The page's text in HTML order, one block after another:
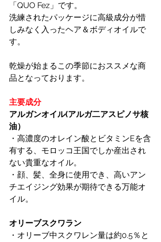
「QUO Fez」です。
洗練されたパッケージに高級成分が惜
しみなく入ったヘア＆ボディオイルで
す。
乾燥が始まるこの季節におススメな商
品となっております。
主要成分
アルガンオイル(アルガ二アスピノサ核
油）
・高濃度のオレイン酸とビタミンEを含
有する、モロッコ王国でしか産出され
ない貴重なオイル。
・顔、髪、全身に使用でき、高いアン
チエイジング効果が期待できる万能オ
イル。
オリーブスクワラン
・オリーブ中スクワレン量は約0.5％と